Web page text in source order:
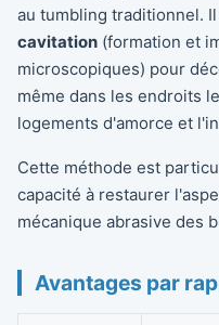
au tumbling traditionnel.
cavitation (formation et
microscopiques) pour
même dans les endroits
logements d'amorce et
Cette méthode est
capacité à restaurer
mécanique abrasive des
Avantages par